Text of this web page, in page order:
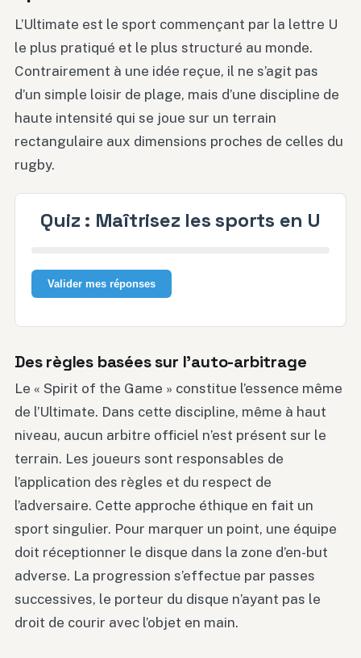
L’Ultimate est le sport commençant par la lettre U
le plus pratiqué et le plus structuré au monde.
Contrairement à une idée reçue, il ne s’agit pas
d’un simple loisir de plage, mais d’une discipline de
haute intensité qui se joue sur un terrain
rectangulaire aux dimensions proches de celles du
rugby.
Quiz : Maîtrisez les sports en U
Valider mes réponses
Des règles basées sur l’auto-arbitrage
Le « Spirit of the Game » constitue l’essence même
de l’Ultimate. Dans cette discipline, même à haut
niveau, aucun arbitre officiel n’est présent sur le
terrain. Les joueurs sont responsables de
l’application des règles et du respect de
l’adversaire. Cette approche éthique en fait un
sport singulier. Pour marquer un point, une équipe
doit réceptionner le disque dans la zone d’en-but
adverse. La progression s’effectue par passes
successives, le porteur du disque n’ayant pas le
droit de courir avec l’objet en main.